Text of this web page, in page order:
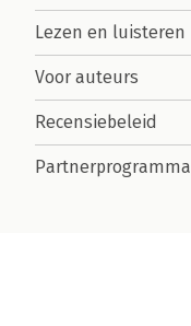
Lezen en luisteren
Voor auteurs
Recensiebeleid
Partnerprogramma